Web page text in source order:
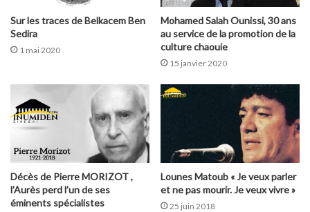
Sur les traces de Belkacem Ben
Sedira
1 mai 2020
Mohamed Salah Ounissi, 30 ans
au service de la promotion de la
culture chaouie
15 janvier 2020
Décès de Pierre MORIZOT ,
l’Aurès perd l’un de ses
éminents spécialistes
Lounes Matoub « Je veux parler
et ne pas mourir. Je veux vivre »
25 juin 2018